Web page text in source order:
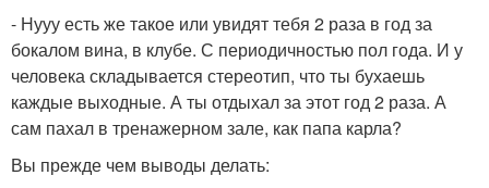
- Нууу есть же такое или увидят тебя 2 раза в год за
бокалом вина, в клубе. С периодичностью пол года. И у
человека складывается стереотип, что ты бухаешь
каждые выходные. А ты отдыхал за этот год 2 раза. А
сам пахал в тренажерном зале, как папа карла?
Вы прежде чем выводы делать: